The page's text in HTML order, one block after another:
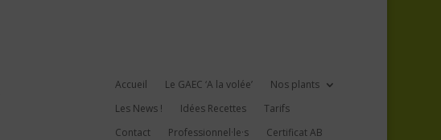
Accueil Le GAEC ‘A la volée’
Nos plants
Les News !
Idées Recettes
Tarifs
Contact
Professionnel·le·s
Certificat AB